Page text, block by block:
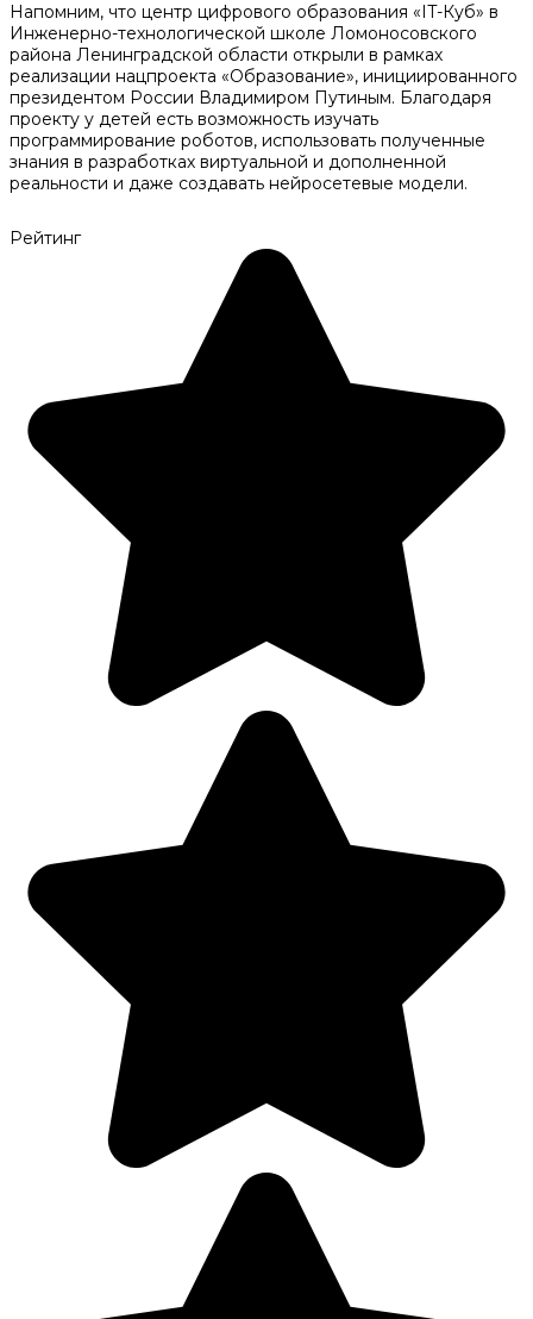
Напомним, что центр цифрового образования «IT-Куб» в
Инженерно-технологической школе Ломоносовского
района Ленинградской области открыли в рамках
реализации нацпроекта «Образование», инициированного
президентом России Владимиром Путиным. Благодаря
проекту у детей есть возможность изучать
программирование роботов, использовать полученные
знания в разработках виртуальной и дополненной
реальности и даже создавать нейросетевые модели.
Рейтинг